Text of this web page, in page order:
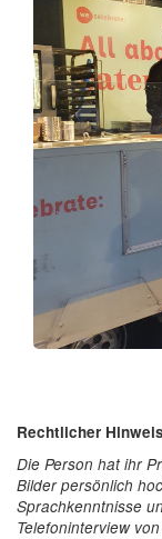
Rechtlicher Hinweis
Die Person hat ihr
Bilder persönlich
Sprachkenntnisse
Telefoninterview